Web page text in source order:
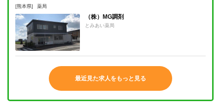
[熊本県] 薬局
（株）MG調剤
とみあい薬局
最近見た求人をもっと見る